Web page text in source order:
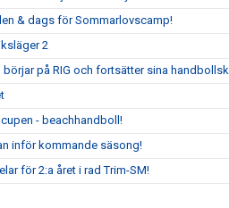
& dags för Sommarlovscamp!
2
på RIG och fortsätter sina
- beachhandboll!
inför kommande säsong!
för 2:a året i rad Trim-SM!